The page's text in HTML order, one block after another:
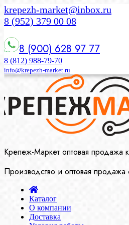
krepezh-market@inbox.ru
8 (952) 379 00 08
8 (900) 628 97 77
8 (812) 988-79-70
info@krepezh-market.ru
Крепеж-Маркет оптовая продажа
Производство и оптовая
Каталог
О компании
Доставка